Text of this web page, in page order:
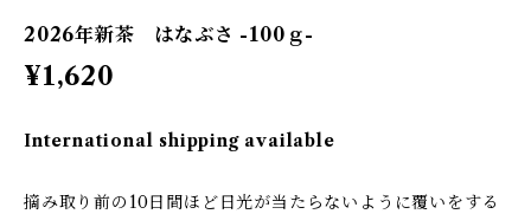
2026年新茶 はなぶさ -100ｇ-
¥1,620
International shipping available
摘み取り前の10日間ほど日光が当たらないように覆いをする